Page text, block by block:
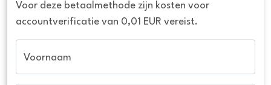
Voor deze betaalmethode zijn kosten voor
accountverificatie van 0,01 EUR vereist.
Voornaam